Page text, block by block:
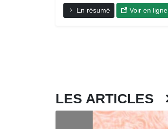
En résumé Voir en ligne
LES ARTICLES